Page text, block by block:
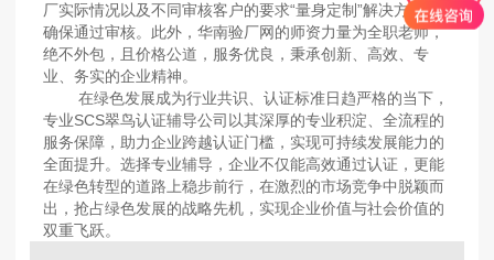
厂实际情况以及不同审核客户的要求“量身定制”解决方案，
确保通过审核。此外，华南验厂网的师资力量为全职老师，
绝不外包，且价格公道，服务优良，秉承创新、高效、专
业、务实的企业精神。
在绿色发展成为行业共识、认证标准日趋严格的当下，
专业SCS翠鸟认证辅导公司以其深厚的专业积淀、全流程的
服务保障，助力企业跨越认证门槛，实现可持续发展能力的
全面提升。选择专业辅导，企业不仅能高效通过认证，更能
在绿色转型的道路上稳步前行，在激烈的市场竞争中脱颖而
出，抢占绿色发展的战略先机，实现企业价值与社会价值的
双重飞跃。